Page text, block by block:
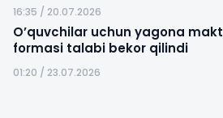
16:35 / 20.07.2026
O’quvchilar uchun yagona
formasi talabi bekor qilindi
01:20 / 23.07.2026